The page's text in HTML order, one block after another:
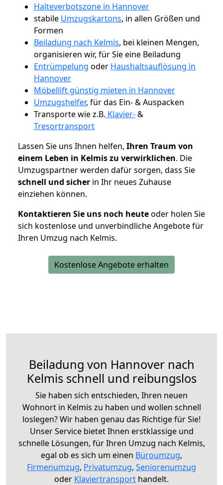
Halteverbotszone in Hannover
stabile Umzugskartons, in allen Größen und
Formen
Beiladung nach Kelmis, bei kleinen Mengen,
organisieren wir, für Sie eine Beiladung
Entrümpelung oder Haushaltsauflösung in
Hannover
Möbellift günstig mieten in Hannover
Umzugshelfer, für das Ein- & Auspacken
Transporte wie z.B. Klavier-&
Tresortransport
Lassen Sie uns Ihnen helfen, Ihren Traum von
einem Leben in Kelmis zu verwirklichen. Die
Umzugspartner werden dafür sorgen, dass Sie
schnell und sicher in Ihr neues Zuhause
einziehen können.
Kontaktieren Sie uns noch heuteoder holen Sie
sich kostenlose und unverbindliche Angebote für
Ihren Umzug nach Kelmis.
Kostenlose Angebote erhalten
Beiladung von Hannover nach
Kelmis schnell und reibungslos
Sie haben sich entschieden, Ihren neuen
Wohnort in Kelmis zu haben und wollen schnell
loslegen? Wir haben genau das Richtige für Sie!
Unser Service bietet Ihnen erstklassige und
schnelle Lösungen, für Ihren Umzug nach Kelmis,
egal ob es sich um einen Büroumzug,
Firmenumzug, Privatumzug, Seniorenumzug
oder Klaviertransport handelt.